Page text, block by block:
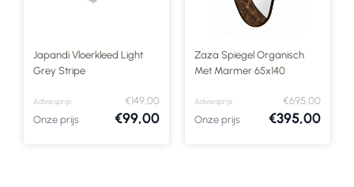
Japandi Vloerkleed Light
Grey Stripe
Adviesprijs
€149,00
Onze prijs
€99,00
Zaza Spiegel Organisch
Met Marmer 65x140
Adviesprijs
€695,00
Onze prijs
€395,00